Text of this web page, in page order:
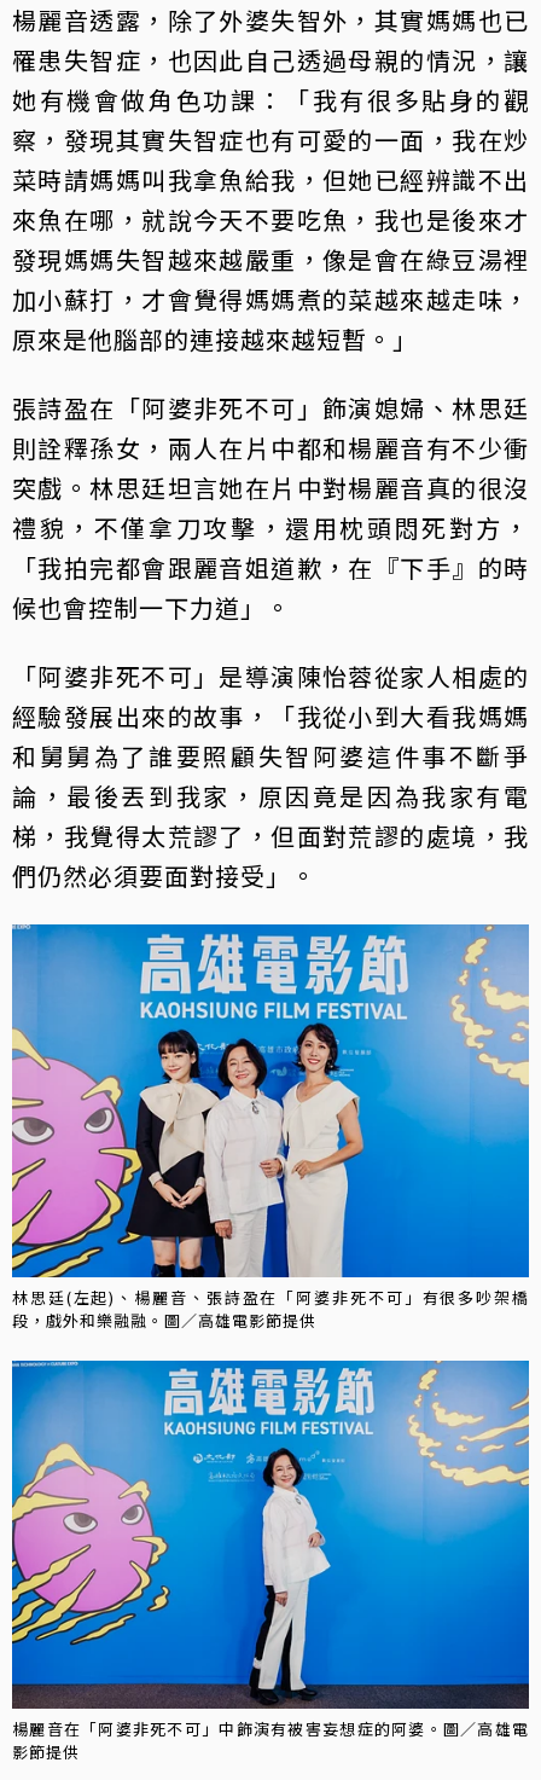
楊麗音透露，除了外婆失智外，其實媽媽也已
罹患失智症，也因此自己透過母親的情況，讓
她有機會做角色功課：「我有很多貼身的觀
察，發現其實失智症也有可愛的一面，我在炒
菜時請媽媽叫我拿魚給我，但她已經辨識不出
來魚在哪，就說今天不要吃魚，我也是後來才
發現媽媽失智越來越嚴重，像是會在綠豆湯裡
加小蘇打，才會覺得媽媽煮的菜越來越走味，
原來是他腦部的連接越來越短暫。」
張詩盈在「阿婆非死不可」飾演媳婦、林思廷
則詮釋孫女，兩人在片中都和楊麗音有不少衝
突戲。林思廷坦言她在片中對楊麗音真的很沒
禮貌，不僅拿刀攻擊，還用枕頭悶死對方，
「我拍完都會跟麗音姐道歉，在『下手』的時
候也會控制一下力道」。
「阿婆非死不可」是導演陳怡蓉從家人相處的
經驗發展出來的故事，「我從小到大看我媽媽
和舅舅為了誰要照顧失智阿婆這件事不斷爭
論，最後丟到我家，原因竟是因為我家有電
梯，我覺得太荒謬了，但面對荒謬的處境，我
們仍然必須要面對接受」。
林思廷(左起)、楊麗音、張詩盈在「阿婆非死不可」有很多吵架橋
段，戲外和樂融融。圖／高雄電影節提供
楊麗音在「阿婆非死不可」中飾演有被害妄想症的阿婆。圖／高雄電
影節提供